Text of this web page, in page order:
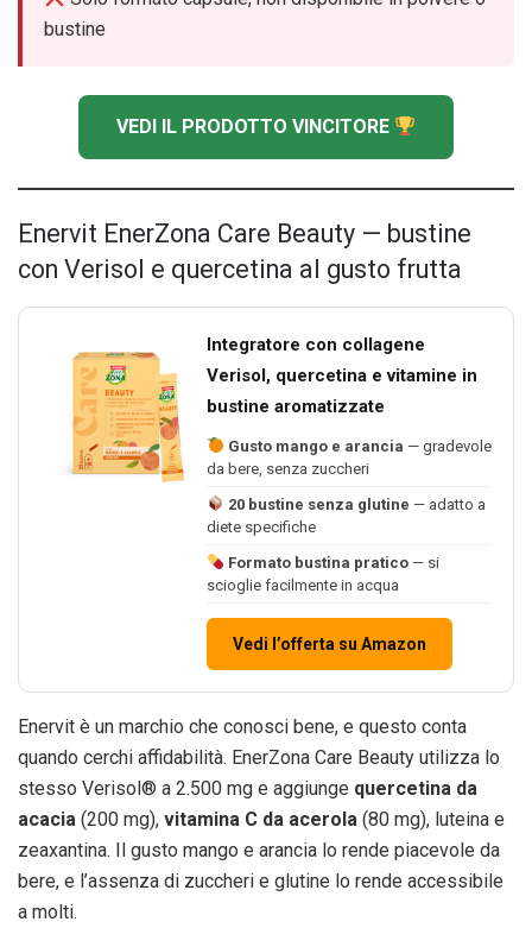
bustine
VEDI IL PRODOTTO VINCITORE
Enervit EnerZona Care Beauty — bustine
con Verisol e quercetina al gusto frutta
Integratore con collagene
Verisol, quercetina e vitamine in
bustine aromatizzate
Gusto mango e arancia — gradevole
da bere, senza zuccheri
20 bustine senza glutine — adatto a
diete specifiche
Formato bustina pratico— si
scioglie facilmente in acqua
Vedi l’offerta su Amazon
Enervit è un marchio che conosci bene, e questo conta
quando cerchi affidabilità. EnerZona Care Beauty utilizza lo
stesso Verisol® a 2.500 mg e aggiunge quercetina da
acacia (200 mg), vitamina C da acerola (80 mg), luteina e
zeaxantina. Il gusto mango e arancia lo rende piacevole da
bere, e l’assenza di zuccheri e glutine lo rende accessibile
a molti.